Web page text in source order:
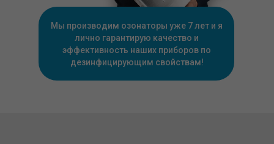
Мы производим озонаторы уже 7 лет и я
лично гарантирую качество и
эффективность наших приборов по
дезинфицирующим свойствам!